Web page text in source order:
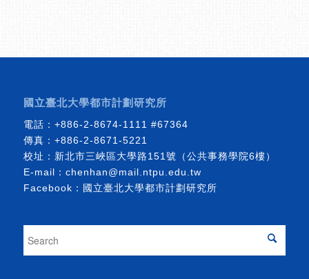
國立臺北大學都市計劃研究所
電話： +886-2-8674-1111 #67364
傳真：+886-2-8671-5221
校址：新北市三峽區大學路151號（公共事務學院6樓）
E-mail： chenhan@mail.ntpu.edu.tw
Facebook： 國立臺北大學都市計劃研究所